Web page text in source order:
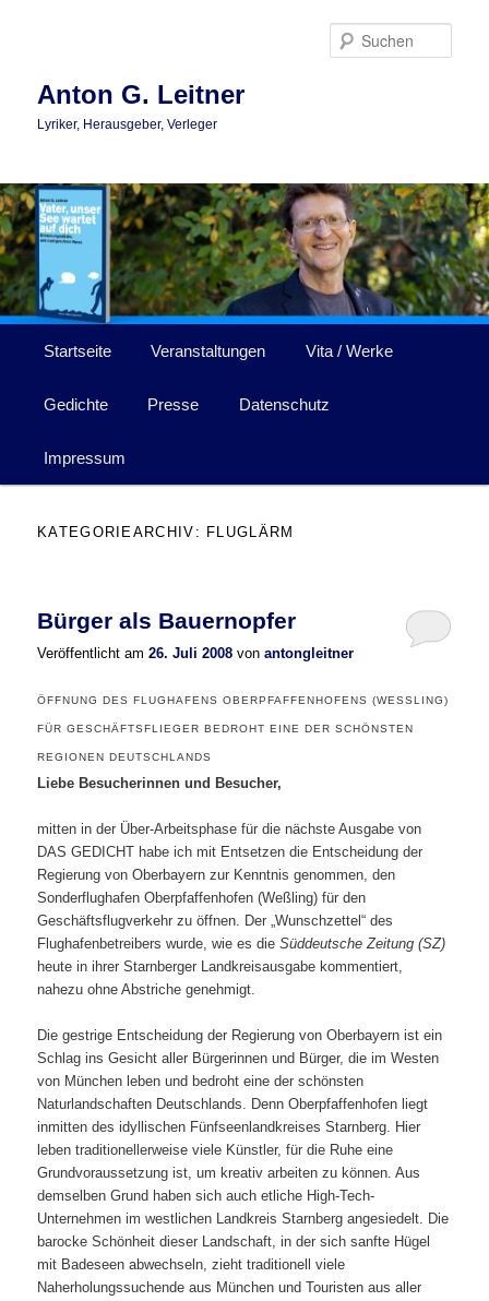
Anton G. Leitner
Lyriker, Herausgeber, Verleger
Startseite Veranstaltungen Vita / Werke
Gedichte Presse Datenschutz
Impressum
KATEGORIEARCHIV: FLUGLÄRM
Bürger als Bauernopfer
Veröffentlicht am26. Juli 2008 vonantongleitner
ÖFFNUNG DES FLUGHAFENS OBERPFAFFENHOFENS (WESSLING)
FÜR GESCHÄFTSFLIEGER BEDROHT EINE DER SCHÖNSTEN
REGIONEN DEUTSCHLANDS
Liebe Besucherinnen und Besucher,
mitten in der Über-Arbeitsphase für die nächste Ausgabe von
DAS GEDICHT habe ich mit Entsetzen die Entscheidung der
Regierung von Oberbayern zur Kenntnis genommen, den
Sonderflughafen Oberpfaffenhofen (Weßling) für den
Geschäftsflugverkehr zu öffnen. Der „Wunschzettel“ des
Flughafenbetreibers wurde, wie es dieSüddeutsche Zeitung (SZ)
heute in ihrer Starnberger Landkreisausgabe kommentiert,
nahezu ohne Abstriche genehmigt.
Die gestrige Entscheidung der Regierung von Oberbayern ist ein
Schlag ins Gesicht aller Bürgerinnen und Bürger, die im Westen
von München leben und bedroht eine der schönsten
Naturlandschaften Deutschlands. Denn Oberpfaffenhofen liegt
inmitten des idyllischen Fünfseenlandkreises Starnberg. Hier
leben traditionellerweise viele Künstler, für die Ruhe eine
Grundvoraussetzung ist, um kreativ arbeiten zu können. Aus
demselben Grund haben sich auch etliche High-Tech-
Unternehmen im westlichen Landkreis Starnberg angesiedelt. Die
barocke Schönheit dieser Landschaft, in der sich sanfte Hügel
mit Badeseen abwechseln, zieht traditionell viele
Naherholungssuchende aus München und Touristen aus aller